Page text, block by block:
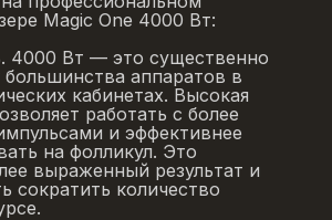
Magic One 4000 Вт:
4000 Вт — это существенно
аппаратов в
кабинетах. Высокая
работать с более
и эффективнее
на фолликул. Это
выраженный результат и
сократить количество